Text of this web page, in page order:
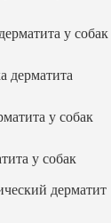
у собак
дерматита
у собак
у собак
дерматит